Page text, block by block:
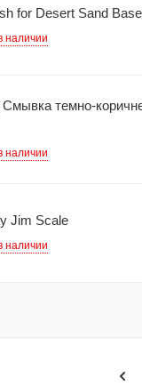
for Desert Sand
наличии
темно-
наличии
Jim Scale
наличии